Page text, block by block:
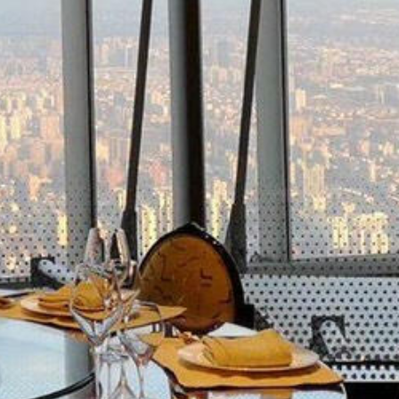
影評 | 電影感想
食記
台北美食
台中美食
宜蘭美食
苗栗美食
雲林美食
綠島美食
台南美食
高雄美食
中式料理